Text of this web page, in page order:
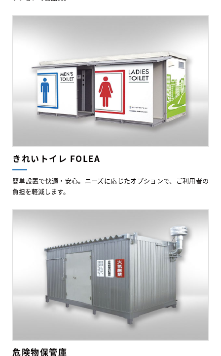
きれいトイレ FOLEA
簡単設置で快適・安心。ニーズに応じたオプションで、ご利用者の
負担を軽減します。
危険物保管庫